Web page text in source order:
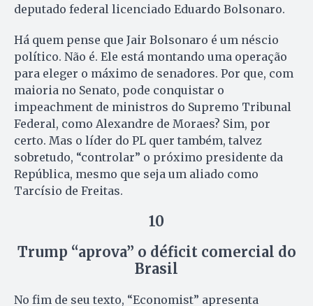
deputado federal licenciado Eduardo Bolsonaro.
Há quem pense que Jair Bolsonaro é um néscio
político. Não é. Ele está montando uma operação
para eleger o máximo de senadores. Por que, com
maioria no Senato, pode conquistar o
impeachment de ministros do Supremo Tribunal
Federal, como Alexandre de Moraes? Sim, por
certo. Mas o líder do PL quer também, talvez
sobretudo, “controlar” o próximo presidente da
República, mesmo que seja um aliado como
Tarcísio de Freitas.
10
Trump “aprova” o déficit comercial do
Brasil
No fim de seu texto, “Economist” apresenta